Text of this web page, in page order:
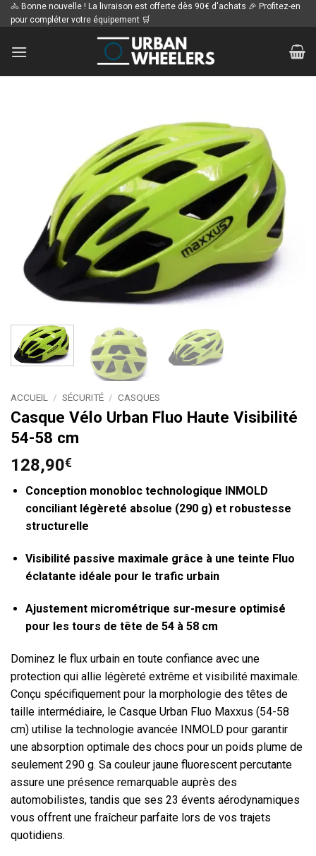
Passer
au
🚴 Bonne nouvelle ! La livraison est offerte dès 90€ d'achats 🎉 Profitez-en
pour compléter votre équipement 🛒
ACCUEIL / SÉCURITÉ / CASQUES
Casque Vélo Urban Fluo Haute Visibilité
54-58 cm
128,90€
Conception monobloc technologique INMOLD
conciliant légèreté absolue (290 g) et robustesse
structurelle
Visibilité passive maximale grâce à une teinte Fluo
éclatante idéale pour le trafic urbain
Ajustement micrométrique sur-mesure optimisé
pour les tours de tête de 54 à 58 cm
Dominez le flux urbain en toute confiance avec une
protection qui allie légèreté extrême et visibilité maximale.
Conçu spécifiquement pour la morphologie des têtes de
taille intermédiaire, le Casque Urban Fluo Maxxus (54-58
cm) utilise la technologie avancée INMOLD pour garantir
une absorption optimale des chocs pour un poids plume de
seulement 290 g. Sa couleur jaune fluorescent percutante
assure une présence remarquable auprès des
automobilistes, tandis que ses 23 évents aérodynamiques
vous offrent une fraîcheur parfaite lors de vos trajets
quotidiens.